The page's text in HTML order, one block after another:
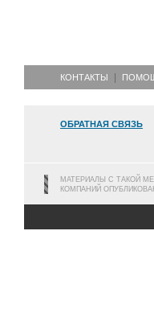
КОНТАКТЫ
ОБРАТНАЯ СВЯЗЬ
МАТЕРИАЛЫ С ТАКОЙ
КОМПАНИЙ